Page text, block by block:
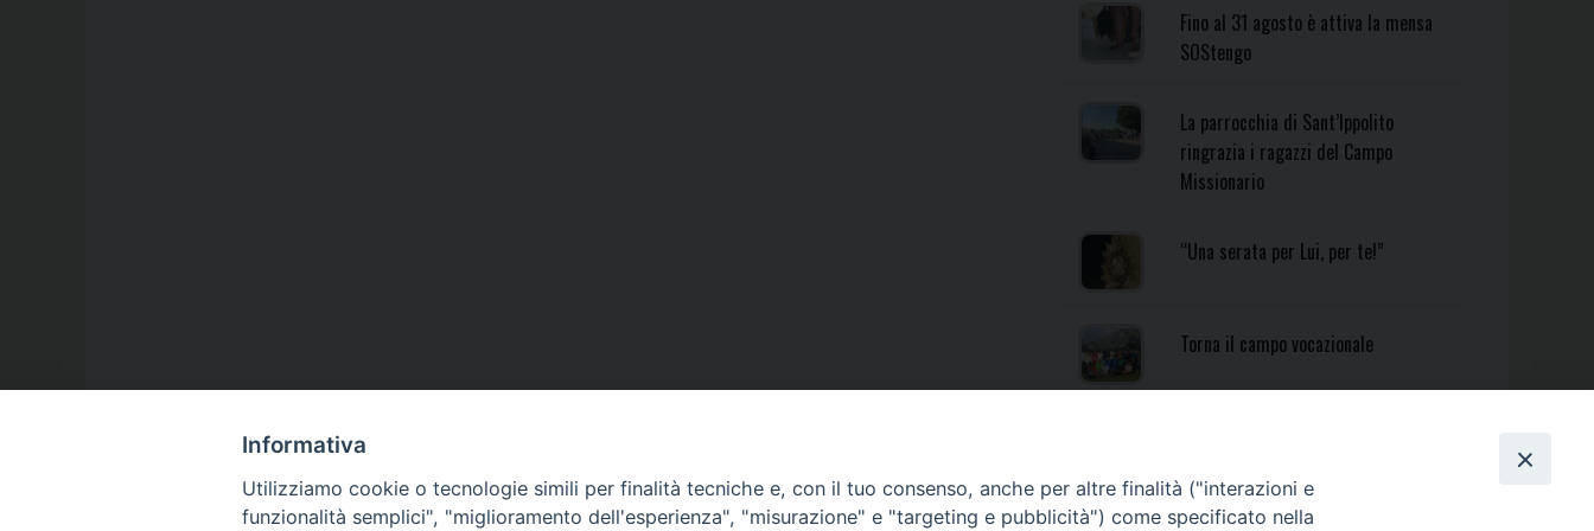
Fino al 31 agosto è attiva la mensa
SOStengo
La parrocchia di Sant’Ippolito
ringrazia i ragazzi del Campo
Missionario
“Una serata per Lui, per te!”
Torna il campo vocazionale
Informativa
Utilizziamo cookie o tecnologie simili per finalità tecniche e, con il tuo consenso, anche per altre finalità ("interazioni e
funzionalità semplici", "miglioramento dell'esperienza", "misurazione" e "targeting e pubblicità") come specificato nella